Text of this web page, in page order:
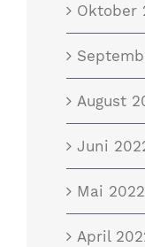
Oktober
August
Juni
Mai 2022
April